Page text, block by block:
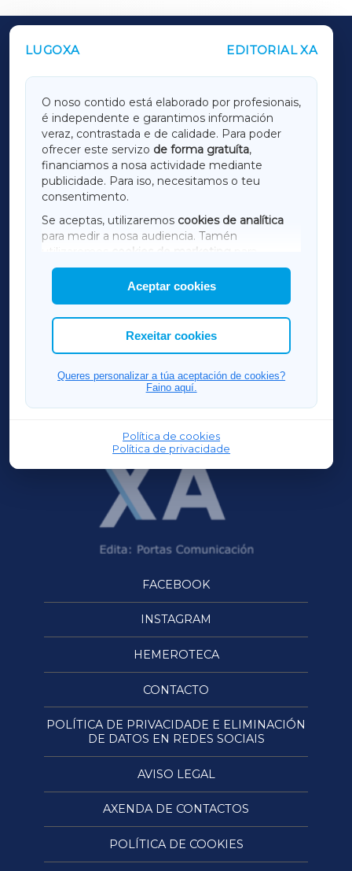
LUGOXA EDITORIAL XA
O noso contido está elaborado por profesionais,
é independente e garantimos información
veraz, contrastada e de calidade. Para poder
ofrecer este servizo de forma gratuíta,
financiamos a nosa actividade mediante
publicidade. Para iso, necesitamos o teu
consentimento.
Se aceptas, utilizaremos cookies de analítica
para medir a nosa audiencia. Tamén
utilizaremos
cookies de marketing
mostrar publicidade de terceiros.
Así mesmo, podes personalizar a elección das
cookies que desexas permitir.
Aceptar cookies
Rexeitar cookies
Queres personalizar a túa aceptación de cookies?
Faino aquí.
Política de cookies
Política de privacidade
OUTROS PERIÓDICOS
LUGOXA
TERRACHAXA
AMARIÑAXA
RIBEIRASACRAXA
ACORUÑAXA
FERROLXA
OURENSEXA
FACEBOOK
INSTAGRAM
HEMEROTECA
CONTACTO
POLÍTICA DE PRIVACIDADE E ELIMINACIÓN
DE DATOS EN REDES SOCIAIS
AVISO LEGAL
AXENDA DE CONTACTOS
POLÍTICA DE COOKIES